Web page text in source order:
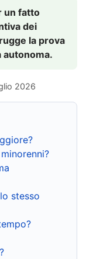
un fatto
dei
la prova
autonoma.
2026
stesso